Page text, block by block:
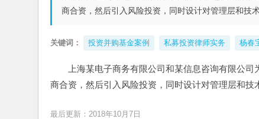
商合资，然后引入风险投资，同时设计对管理层和技
关键词： 投资并购基金案例 私募投资律师实务 杨春
上海某电子商务有限公司和某信息咨询有限公
商合资，然后引入风险投资，同时设计对管理层和技
最后更新：2018年10月7日